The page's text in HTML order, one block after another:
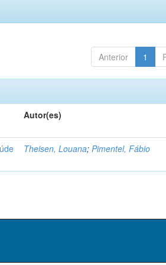
Anterior 1
Autor(es)
Theisen, Louana;Pimentel, Fábio